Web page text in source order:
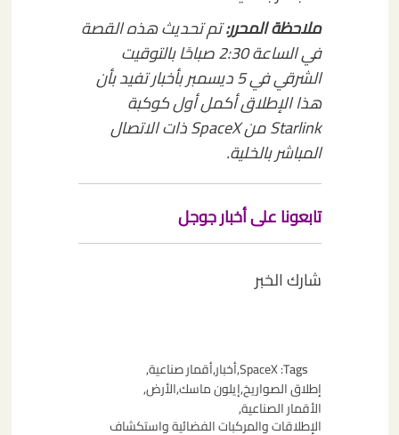
ملاحظة المحرر:تم تحديث هذه القصة
في الساعة 2:30 صباحًا بالتوقيت
الشرقي في 5 ديسمبر بأخبار تفيد بأن
هذا الإطلاق أكمل أول كوكبة
Starlink من SpaceX ذات الاتصال
المباشر بالخلية.
تابعونا على أخبار جوجل
شارك الخبر
Tags:
SpaceX
,أخبار,أقمار صناعية,
إطلاق الصواريخ,إيلون ماسك,الأرض,
الأقمار الصناعية,
الإطلاقات والمركبات الفضائية واستكشاف